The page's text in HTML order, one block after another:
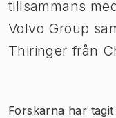
tillsammans
Volvo Group
Thiringer från
Forskarna har